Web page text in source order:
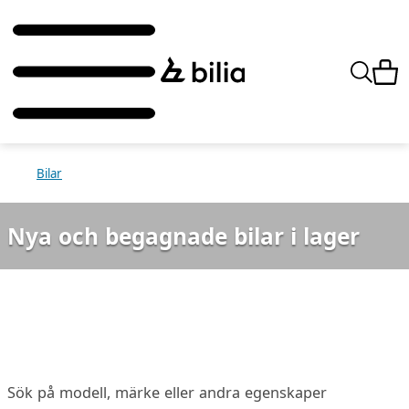
Bilar
Nya och begagnade bilar i lager
Sök på modell, märke eller andra egenskaper